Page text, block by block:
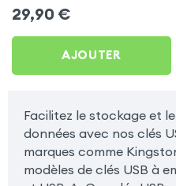
29,90 €
AJOUTER
Facilitez le stockage et
données avec nos clés
marques comme
modèles de clés USB à